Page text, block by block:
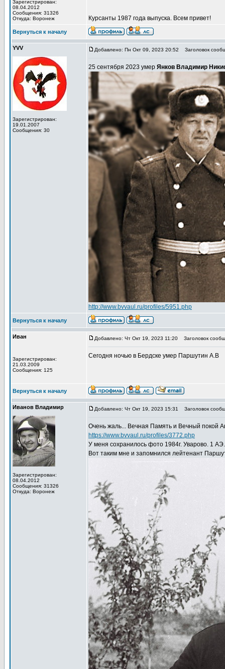
Зарегистрирован:
08.04.2012
Сообщения: 31326
Откуда: Воронеж
Курсанты 1987 года выпуска. Всем привет!
Вернуться к началу
YVV
Зарегистрирован:
19.01.2007
Сообщения: 30
Добавлено: Пн Окт 09, 2023 20:52 Заголовок
25 сентября 2023 умер Янков Владимир
http://www.bvvaul.ru/profiles/5951.php
Вернуться к началу
Иван
Зарегистрирован:
21.03.2009
Сообщения: 125
Добавлено: Чт Окт 19, 2023 11:20 Заголовок
Сегодня ночью в Бердске умер Паршутин А.В
Вернуться к началу
Иванов Владимир
Зарегистрирован:
08.04.2012
Сообщения: 31326
Откуда: Воронеж
Добавлено: Чт Окт 19, 2023 15:31 Заголовок
Очень жаль... Вечная Память и Вечный покой
https://www.bvvaul.ru/profiles/3772.php
У меня сохранилось фото 1984г. Уварово. 1
Вот таким мне и запомнился лейтенант